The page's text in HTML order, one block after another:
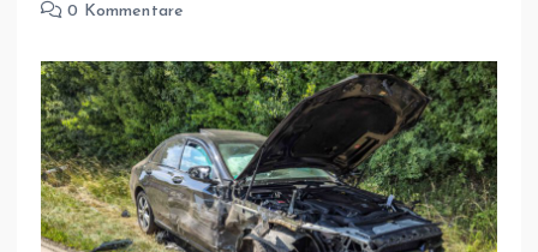
0 Kommentare